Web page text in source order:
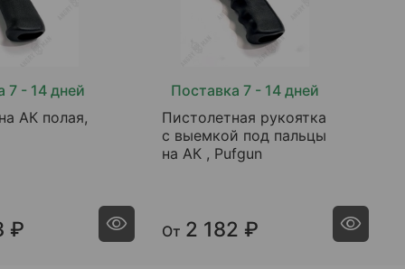
АК полая,
7 - 14 дней
₽
Пистолетная рукоятка
с выемкой под пальцы
на АК , Pufgun
Поставка 7 - 14 дней
От 2 182 ₽